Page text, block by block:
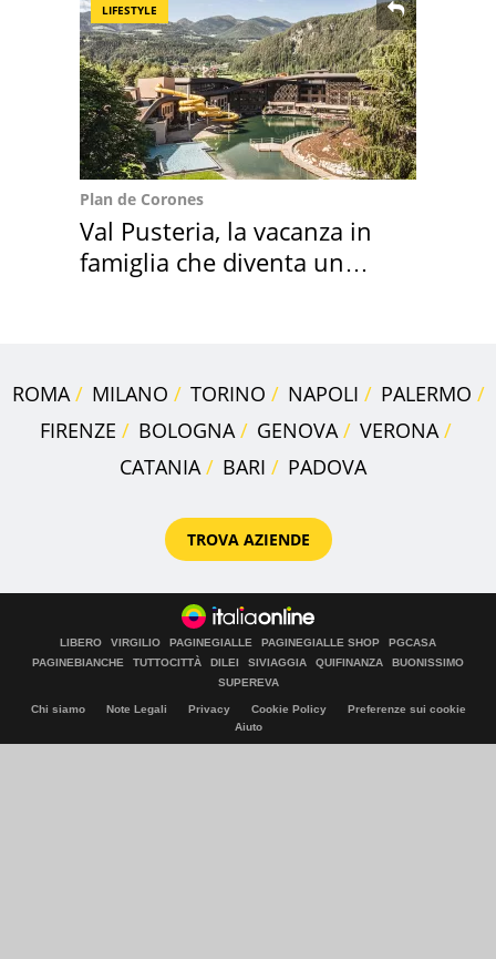
LIFESTYLE
Plan de Corones
Val Pusteria, la vacanza in
famiglia che diventa un
ROMA MILANO TORINO NAPOLI
PALERMO
FIRENZE
BOLOGNA GENOVA
VERONA
CATANIA
BARI PADOVA
TROVA AZIENDE
LIBERO VIRGILIO PAGINEGIALLE PAGINEGIALLE SHOP
PGCASA
PAGINEBIANCHE
TUTTOCITTÀ DILEI SIVIAGGIA QUIFINANZA
BUONISSIMO
SUPEREVA
Chi siamo Note Legali Privacy Cookie Policy
Preferenze sui cookie
Aiuto